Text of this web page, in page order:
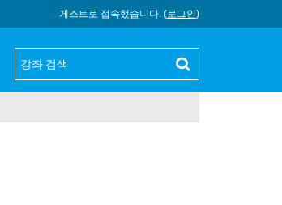
게스트로 접속했습니다. (로그인)